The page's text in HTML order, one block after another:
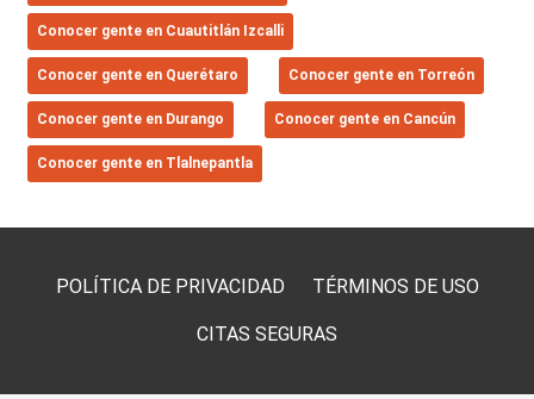
Conocer gente en Cuautitlán Izcalli
Conocer gente en Querétaro Conocer gente en Torreón
Conocer gente en Durango Conocer gente en Cancún
Conocer gente en Tlalnepantla
POLÍTICA DE PRIVACIDAD TÉRMINOS DE USO
CITAS SEGURAS